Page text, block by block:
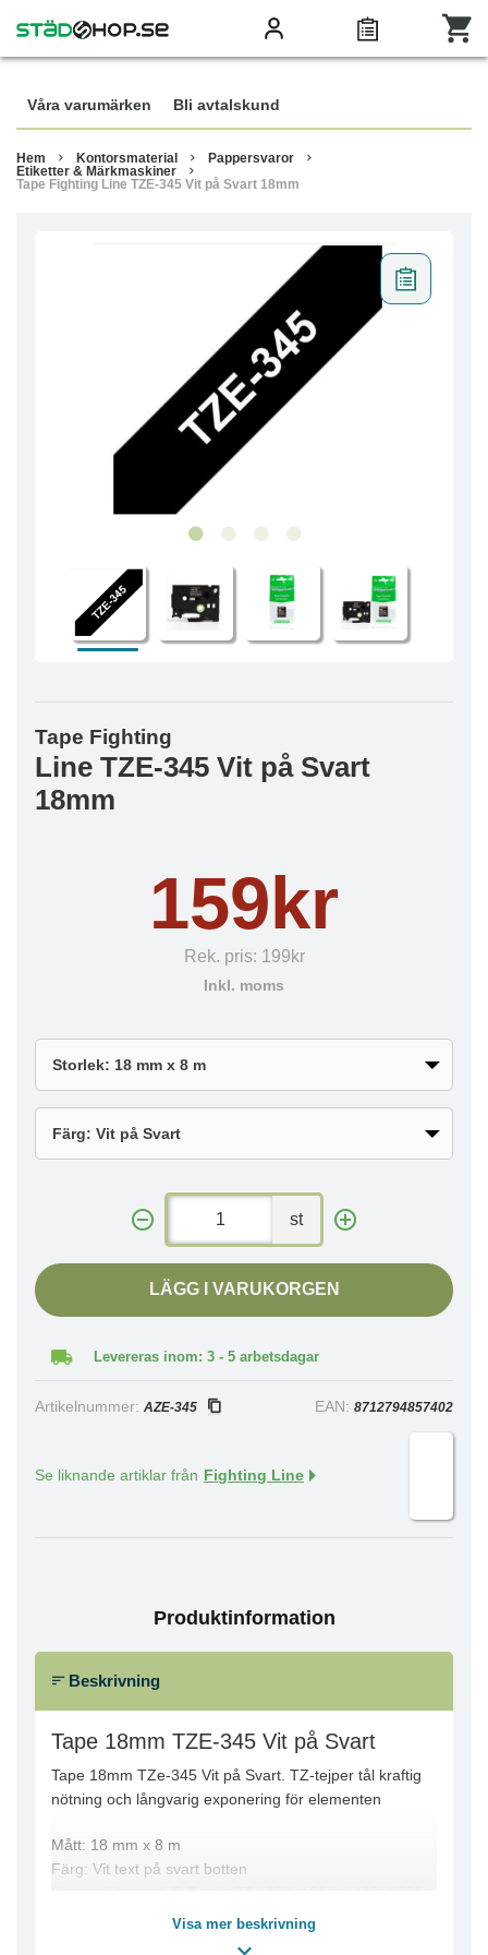
Våra varumärken Bli avtalskund
Hem Kontorsmaterial
Pappersvaror
Etiketter & Märkmaskiner
Tape Fighting Line TZE-345 Vit på Svart 18mm
Tape Fighting
Line TZE-345 Vit på Svart
18mm
159kr
Rek. pris: 199kr
Inkl. moms
st
LÄGG I VARUKORGEN
Levereras inom: 3 - 5 arbetsdagar
Artikelnummer: AZE-345 EAN: 8712794857402
Se liknande artiklar från Fighting Line
Produktinformation
Beskrivning
Tape 18mm TZE-345 Vit på Svart
Tape 18mm TZe-345 Vit på Svart. TZ-tejper tål kraftig
nötning och långvarig exponering för elementen
Mått: 18 mm x 8 m
Färg: Vit text på svart botten
1600, 1650, 1700, 1750, 18, 1800, 1810, 1830, 1880,
Visa mer beskrivning